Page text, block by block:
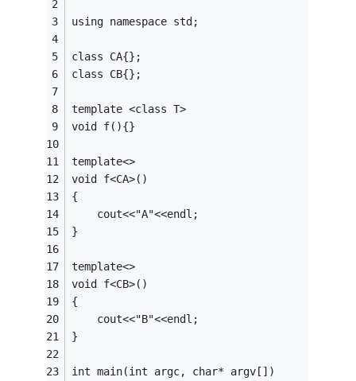
using namespace std;
class CA{};
class CB{};
template <class T>
void f(){}
template<>
void f<CA>()
{
	cout<<"A"<<endl;
}
template<>
void f<CB>()
{
	cout<<"B"<<endl;
}
int main(int argc, char* argv[])